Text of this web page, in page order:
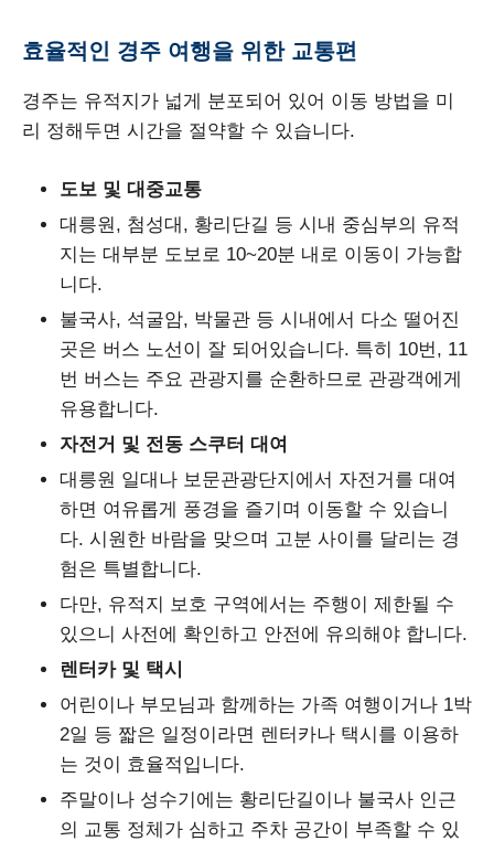
효율적인 경주 여행을 위한 교통편
경주는 유적지가 넓게 분포되어 있어 이동 방법을 미
리 정해두면 시간을 절약할 수 있습니다.
도보 및 대중교통
대릉원, 첨성대, 황리단길 등 시내 중심부의 유적
지는 대부분 도보로 10~20분 내로 이동이 가능합
니다.
불국사, 석굴암, 박물관 등 시내에서 다소 떨어진
곳은 버스 노선이 잘 되어있습니다. 특히 10번, 11
번 버스는 주요 관광지를 순환하므로 관광객에게
유용합니다.
자전거 및 전동 스쿠터 대여
대릉원 일대나 보문관광단지에서 자전거를 대여
하면 여유롭게 풍경을 즐기며 이동할 수 있습니
다. 시원한 바람을 맞으며 고분 사이를 달리는 경
험은 특별합니다.
다만, 유적지 보호 구역에서는 주행이 제한될 수
있으니 사전에 확인하고 안전에 유의해야 합니다.
렌터카 및 택시
어린이나 부모님과 함께하는 가족 여행이거나 1박
2일 등 짧은 일정이라면 렌터카나 택시를 이용하
는 것이 효율적입니다.
주말이나 성수기에는 황리단길이나 불국사 인근
의 교통 정체가 심하고 주차 공간이 부족할 수 있